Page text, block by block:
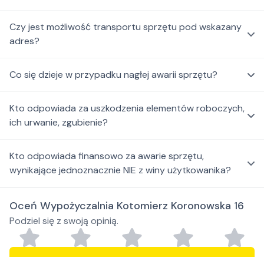
Czy jest możliwość transportu sprzętu pod wskazany
adres?
Co się dzieje w przypadku nagłej awarii sprzętu?
Kto odpowiada za uszkodzenia elementów roboczych,
ich urwanie, zgubienie?
Kto odpowiada finansowo za awarie sprzętu,
wynikające jednoznacznie NIE z winy użytkowanika?
Oceń Wypożyczalnia Kotomierz Koronowska 16
Podziel się z swoją opinią.